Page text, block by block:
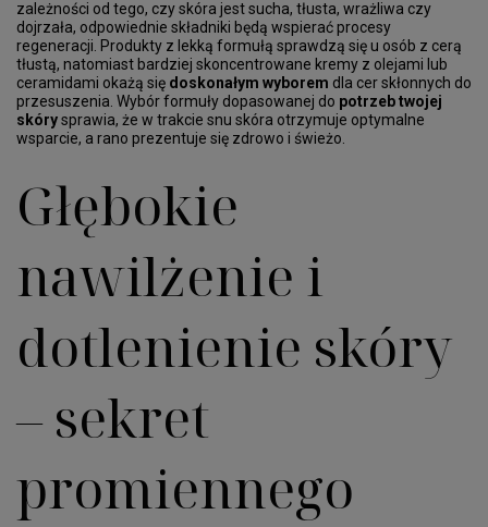
zależności od tego, czy skóra jest sucha, tłusta, wrażliwa czy
dojrzała, odpowiednie składniki będą wspierać procesy
regeneracji. Produkty z lekką formułą sprawdzą się u osób z cerą
tłustą, natomiast bardziej skoncentrowane kremy z olejami lub
ceramidami okażą się doskonałym wyborem dla cer skłonnych do
przesuszenia. Wybór formuły dopasowanej do potrzeb twojej
skórysprawia, że w trakcie snu skóra otrzymuje optymalne
wsparcie, a rano prezentuje się zdrowo i świeżo.
Głębokie
nawilżenie i
dotlenienie skóry
– sekret
promiennego